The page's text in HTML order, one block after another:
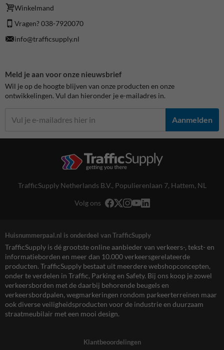
Winkelmand
Vragen? 038-7920070
info@trafficsupply.nl
Meld je aan voor onze nieuwsbrief
Wil je op de hoogte blijven van onze producten en onze
ontwikkelingen. Vul dan hieronder je e-mailadres in.
Aanmelden
TrafficSupply Netherlands B.V., Populierenlaan 7, Hattem, NL
Volg ons
Huisnummerpaal.nl is onderdeel van TrafficSupply
TrafficSupply is dé grootste online aanbieder van verkeers-, tekst- en
informatieborden en meer dan 10.000 verkeersgerelateerde
producten. TrafficSupply bestaat uit meerdere webshopconcepten,
onder te verdelen in Traffic, Parking en Safety. Bij ons koop je zowel
verkeersborden met de daarbij behorende beugels en
verkeersbordpalen, wegmarkeringen rondom parkeerterreinen maar
ook diverse veiligheidsproducten voor de industrie en duurzaam
straatmeubilair met een mooi design.
Klantbeoordelingen